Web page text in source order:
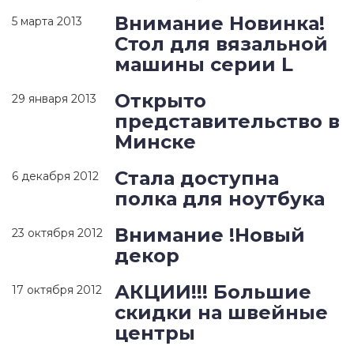
5 марта 2013
Внимание Новинка!
Стол для вязальной
машины серии L
29 января 2013
Открыто
представительство в
Минске
6 декабря 2012
Стала доступна
полка для ноутбука
23 октября 2012
Внимание !Новый
декор
17 октября 2012
АКЦИИ!!! Большие
скидки на швейные
центры